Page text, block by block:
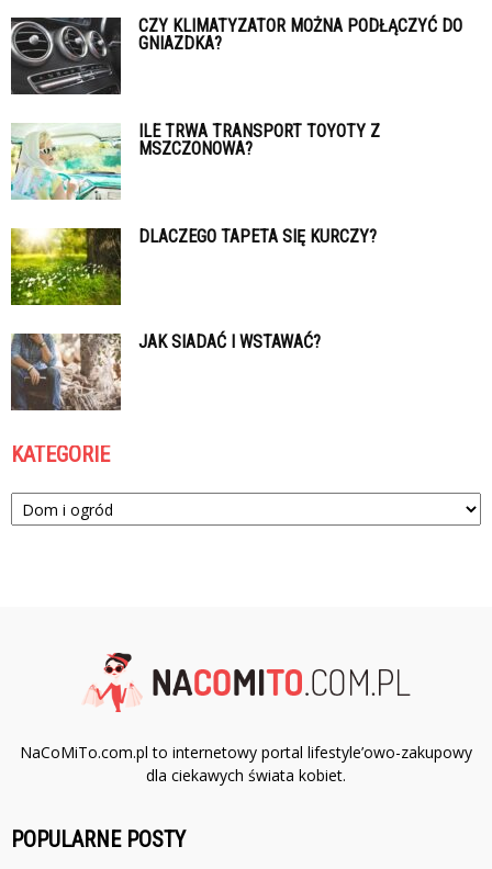
CZY KLIMATYZATOR MOŻNA PODŁĄCZYĆ DO
GNIAZDKA?
ILE TRWA TRANSPORT TOYOTY Z
MSZCZONOWA?
DLACZEGO TAPETA SIĘ KURCZY?
JAK SIADAĆ I WSTAWAĆ?
KATEGORIE
Kategorie
NaCoMiTo.com.pl to internetowy portal lifestyle’owo-zakupowy
dla ciekawych świata kobiet.
POPULARNE POSTY